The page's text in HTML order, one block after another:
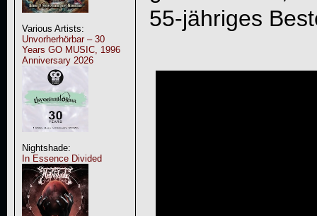
Various Artists:
Unvorherhörbar – 30
Years GO MUSIC, 1996
Anniversary 2026
Nightshade:
In Essence Divided
55-jähriges